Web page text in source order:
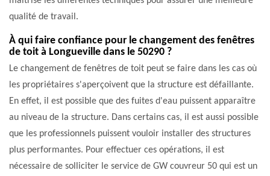
qualité de travail.
À qui faire confiance pour le changement des fenêtres
de toit à Longueville dans le 50290 ?
Le changement de fenêtres de toit peut se faire dans les cas où
les propriétaires s'aperçoivent que la structure est défaillante.
En effet, il est possible que des fuites d'eau puissent apparaître
au niveau de la structure. Dans certains cas, il est aussi possible
que les professionnels puissent vouloir installer des structures
plus performantes. Pour effectuer ces opérations, il est
nécessaire de solliciter le service de GW couvreur 50 qui est un